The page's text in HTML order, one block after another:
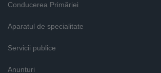
Conducerea Primăriei
Aparatul de specialitate
Servicii publice
Anunturi